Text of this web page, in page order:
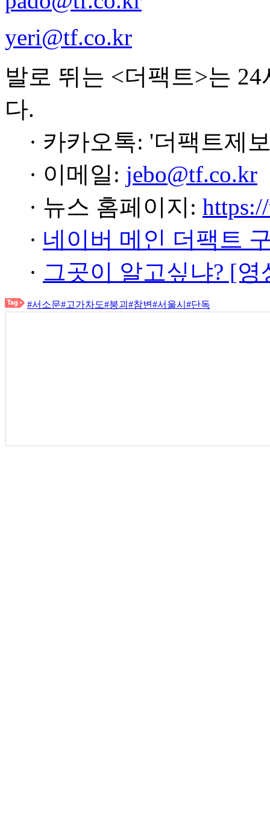
yeri@tf.co.kr
발로 뛰는 <더팩트>는
다.
· 카카오톡: '더팩트제
· 이메일: jebo@tf.co.kr
· 뉴스 홈페이지:
· 네이버 메인 더팩트
· 그곳이 알고싶냐? [
#서소문#고가차도#붕괴 #참변#서울시 #단독